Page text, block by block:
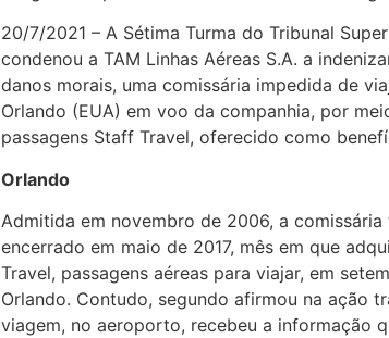
20/7/2021 – A Sétima Turma do Tribunal
condenou a TAM Linhas Aéreas S.A. a
danos morais, uma comissária impedida de
Orlando (EUA) em voo da companhia, por
passagens Staff Travel, oferecido como
Orlando
Admitida em novembro de 2006, a
encerrado em maio de 2017, mês em que
Travel, passagens aéreas para viajar, em
Orlando. Contudo, segundo afirmou na ação
viagem, no aeroporto, recebeu a informação